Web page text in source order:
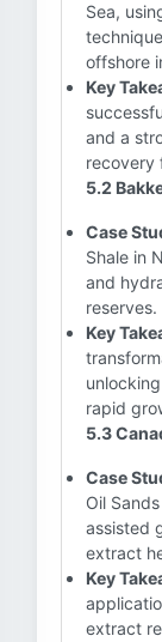
Sea,
offshore
Key
and a
recovery
5.2
Case
Shale in
and
reserves.
Key
rapid
5.3
Case
Oil
assisted
extract
Key
extract